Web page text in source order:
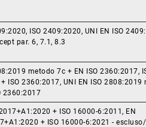
ISO 2409:2020, UNI EN ISO
par. 6, 7.1, 8.3
metodo 7c + EN ISO 2360:2017,
ISO 2360:2017, UNI EN ISO 2808:2019
2360:2017
+ ISO 16000-6:2011, EN
+ ISO 16000-6:2021 -